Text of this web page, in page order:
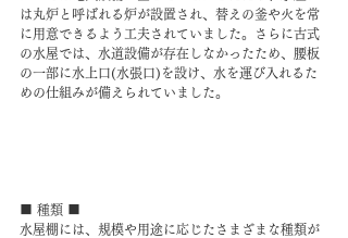
は丸炉と呼ばれる炉が設置され、替えの釜や火を常
に用意できるよう工夫されていました。さらに古式
の水屋では、水道設備が存在しなかったため、腰板
の一部に水上口(水張口)を設け、水を運び入れるた
めの仕組みが備えられていました。
■ 種類 ■
水屋棚には、規模や用途に応じたさまざまな種類が